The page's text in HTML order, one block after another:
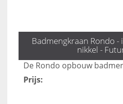
Badmengkraan Rondo
nikkel -
Prijs: